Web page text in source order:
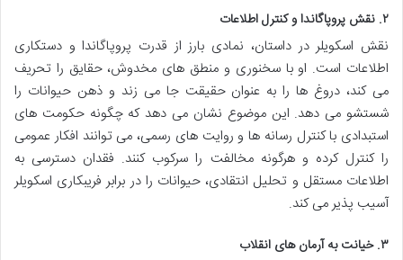
۲. نقش پروپاگاندا و کنترل اطلاعات
نقش اسکویلر در داستان، نمادی بارز از قدرت پروپاگاندا و دستکاری
اطلاعات است. او با سخنوری و منطق های مخدوش، حقایق را تحریف
می کند، دروغ ها را به عنوان حقیقت جا می زند و ذهن حیوانات را
شستشو می دهد. این موضوع نشان می دهد که چگونه حکومت های
استبدادی با کنترل رسانه ها و روایت های رسمی، می توانند افکار عمومی
را کنترل کرده و هرگونه مخالفت را سرکوب کنند. فقدان دسترسی به
اطلاعات مستقل و تحلیل انتقادی، حیوانات را در برابر فریبکاری اسکویلر
آسیب پذیر می کند.
۳. خیانت به آرمان های انقلاب